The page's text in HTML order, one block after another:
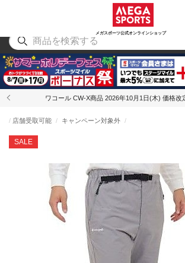
メガスポーツ公式オンラインショップ
アウトドア
ワコール CW-X商品 2026年10月1日(木) 価格改
SALE
店舗受取可能 キャンペーン対象外